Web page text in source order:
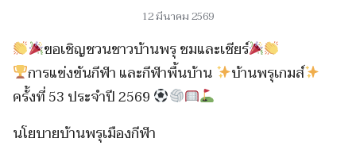
12 มีนาคม 2569
ขอเชิญชวนชาวบ้านพรุ ชมและเชียร์
การแข่งขันกีฬา และกีฬาพื้นบ้าน
️บ้านพรุเกมส์
ครั้งที่ 53 ประจำปี 2569
นโยบายบ้านพรุเมืองกีฬา